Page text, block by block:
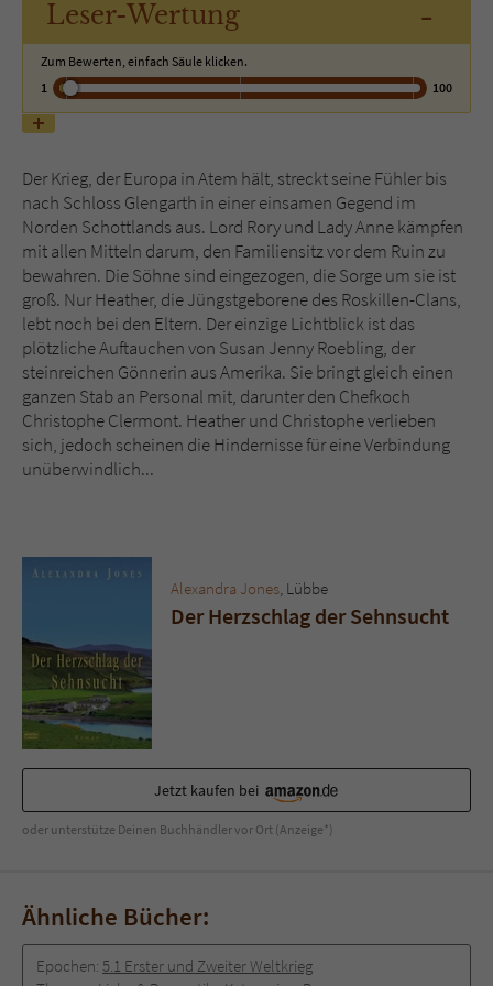
Leser-Wertung -
Zum Bewerten, einfach Säule klicken.
1
100
Der Krieg, der Europa in Atem hält, streckt seine Fühler bis
nach Schloss Glengarth in einer einsamen Gegend im
Norden Schottlands aus. Lord Rory und Lady Anne kämpfen
mit allen Mitteln darum, den Familiensitz vor dem Ruin zu
bewahren. Die Söhne sind eingezogen, die Sorge um sie ist
groß. Nur Heather, die Jüngstgeborene des Roskillen-Clans,
lebt noch bei den Eltern. Der einzige Lichtblick ist das
plötzliche Auftauchen von Susan Jenny Roebling, der
steinreichen Gönnerin aus Amerika. Sie bringt gleich einen
ganzen Stab an Personal mit, darunter den Chefkoch
Christophe Clermont. Heather und Christophe verlieben
sich, jedoch scheinen die Hindernisse für eine Verbindung
unüberwindlich...
Alexandra Jones , Lübbe
Der Herzschlag der Sehnsucht
Jetzt kaufen bei
oder unterstütze Deinen Buchhändler vor Ort (Anzeige*)
Ähnliche Bücher:
Epochen: 5.1 Erster und Zweiter Weltkrieg
Name tx_pwcomments_ahash
Anbieter Literatur-Couch Medien GmbH & Co. KG
Zweck Cookie für Kommentare einzelner Buchtitel
Name fe_typo_user
Anbieter Literatur-Couch Medien GmbH & Co. KG
Laufzeit Session
Zweck
Dieses Cookie gewährleistet die
Kommunikation der Webseite mit dem